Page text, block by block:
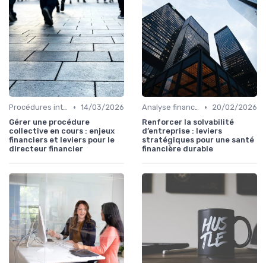
Procédures internes • 14/03/2026
Gérer une procédure
collective en cours : enjeux
financiers et leviers pour le
directeur financier
Analyse financière •
20/02/2026
Renforcer la solvabilité
d’entreprise : leviers
stratégiques pour une santé
financière durable